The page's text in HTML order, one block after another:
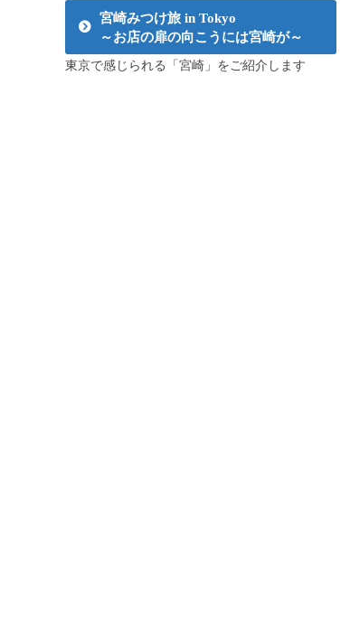
宮崎みつけ旅 in Tokyo
～お店の扉の向こうには宮崎が～
東京で感じられる「宮崎」をご紹介します